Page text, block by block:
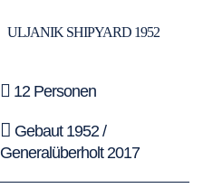
ULJANIK SHIPYARD 1952
12 Personen
Gebaut 1952 /
Generalüberholt 2017